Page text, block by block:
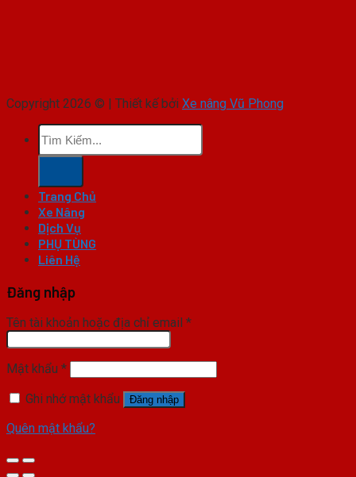
Copyright 2026 © | Thiết kế bởi Xe nâng Vũ Phong
Tìm
kiếm:
Trang Chủ
Xe Nâng
Dịch Vụ
PHỤ TÙNG
Liên Hệ
Đăng nhập
Tên tài khoản hoặc địa chỉ email *
Mật khẩu *
Ghi nhớ mật khẩu
Đăng nhập
Quên mật khẩu?